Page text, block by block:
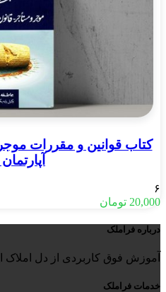
کتاب قوانین و مقررات
۶
20,000 تومان
درباره فراملک
آموزش فوق کاربردی از دل املاک
خدمات فراملک